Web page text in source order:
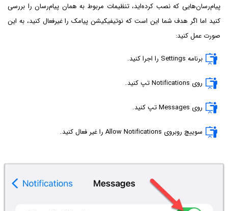
پیام‌رسان‌هایی که نصب کرده‌اید، تنظیمات مربوط به همان پیام‌رسان را بررسی
کنید اما اگر هدف شما این است که نوتیفیکیشن پیامک را غیرفعال کنید، به این
صورت عمل کنید:
برنامه Settings را اجرا کنید.
روی Notifications تپ کنید.
روی Messages تپ کنید.
سوییچ روبروی Allow Notifications را غیر فعال کنید.